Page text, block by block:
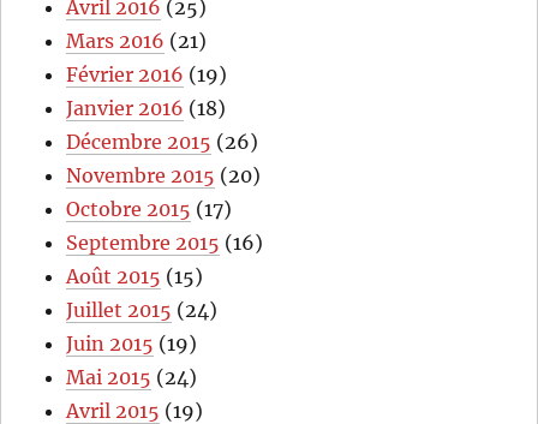
Avril 2016 (25)
Mars 2016 (21)
Février 2016 (19)
Janvier 2016 (18)
Décembre 2015 (26)
Novembre 2015 (20)
Octobre 2015 (17)
Septembre 2015 (16)
Août 2015 (15)
Juillet 2015 (24)
Juin 2015 (19)
Mai 2015 (24)
Avril 2015 (19)